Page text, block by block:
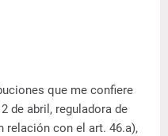
que me confiere
de abril, reguladora de
relación con el art. 46.a),